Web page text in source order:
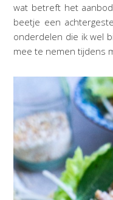
wat betreft het
beetje een
onderdelen die ik wel
mee te nemen tijdens